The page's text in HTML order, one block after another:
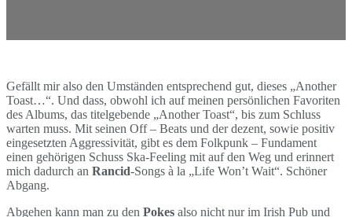
Gefällt mir also den Umständen entsprechend gut, dieses „Another
Toast…“. Und dass, obwohl ich auf meinen persönlichen Favoriten
des Albums, das titelgebende „Another Toast“, bis zum Schluss
warten muss. Mit seinen Off – Beats und der dezent, sowie positiv
eingesetzten Aggressivität, gibt es dem Folkpunk – Fundament
einen gehörigen Schuss Ska-Feeling mit auf den Weg und erinnert
mich dadurch an Rancid-Songs à la „Life Won’t Wait“. Schöner
Abgang.
Abgehen kann man zu den Pokes also nicht nur im Irish Pub und